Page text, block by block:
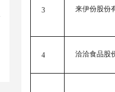
3 来伊份股份
4 洽洽食品股